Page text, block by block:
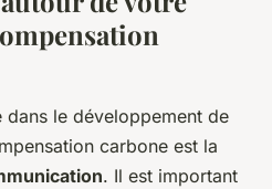
dans le développement de
carbone est la
. Il est important